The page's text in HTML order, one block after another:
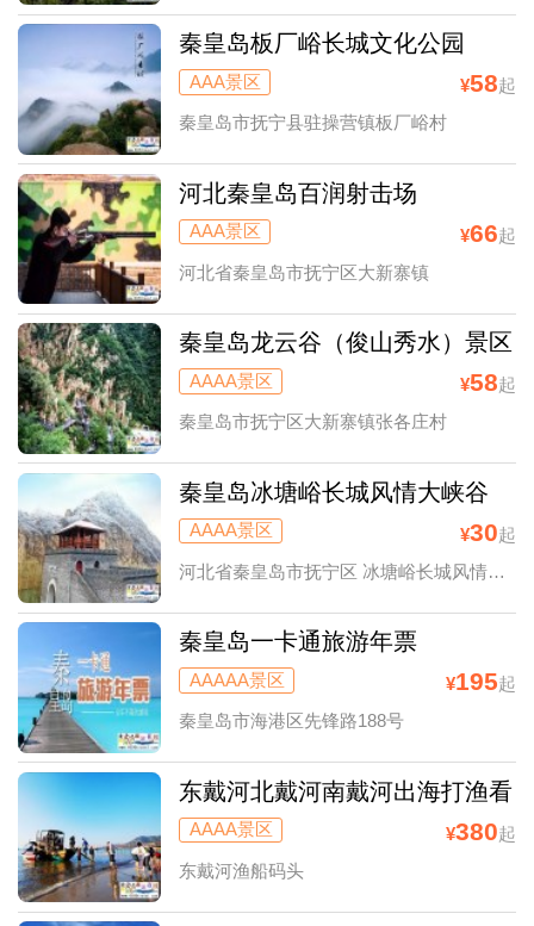
秦皇岛板厂峪长城文化公园
AAA景区 ¥58起
秦皇岛市抚宁县驻操营镇板厂峪村
河北秦皇岛百润射击场
AAA景区 ¥66起
河北省秦皇岛市抚宁区大新寨镇
秦皇岛龙云谷（俊山秀水）景区
AAAA景区 ¥58起
秦皇岛市抚宁区大新寨镇张各庄村
秦皇岛冰塘峪长城风情大峡谷
AAAA景区 ¥30起
河北省秦皇岛市抚宁区 冰塘峪长城风情大峡谷
秦皇岛一卡通旅游年票
AAAAA景区 ¥195起
秦皇岛市海港区先锋路188号
东戴河北戴河南戴河出海打渔看
日出
AAAA景区 ¥380起
东戴河渔船码头